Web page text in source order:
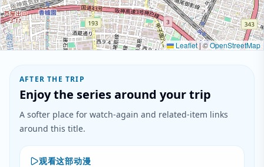
Leaflet|©OpenStreetMap
AFTER THE TRIP
Enjoy the series around your trip
A softer place for watch-again and related-item links
around this title.
观看这部动漫